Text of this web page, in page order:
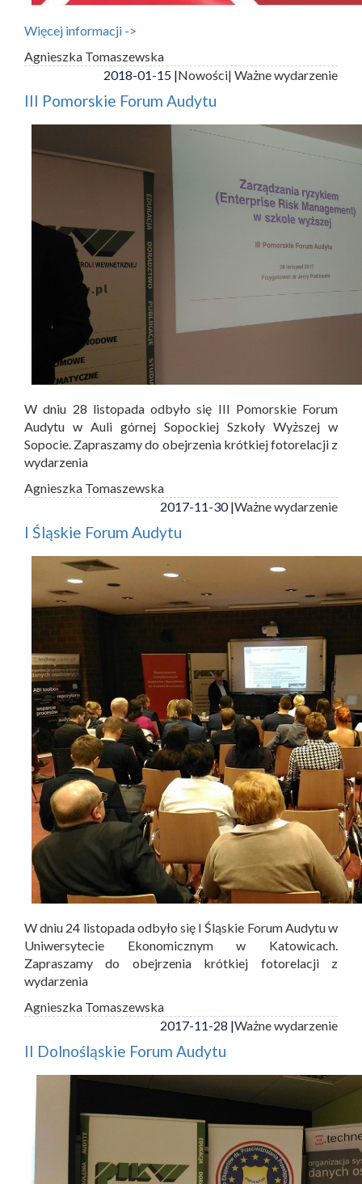
Więcej informacji ->
Agnieszka Tomaszewska
2018-01-15 |Nowości| Ważne wydarzenie
III Pomorskie Forum Audytu
W dniu 28 listopada odbyło się III Pomorskie Forum
Audytu w Auli górnej Sopockiej Szkoły Wyższej w
Sopocie. Zapraszamy do obejrzenia krótkiej fotorelacji z
wydarzenia
Agnieszka Tomaszewska
2017-11-30 |Ważne wydarzenie
I Śląskie Forum Audytu
W dniu 24 listopada odbyło się I Śląskie Forum Audytu w
Uniwersytecie Ekonomicznym w Katowicach.
Zapraszamy do obejrzenia krótkiej fotorelacji z
wydarzenia
Agnieszka Tomaszewska
2017-11-28 |Ważne wydarzenie
II Dolnośląskie Forum Audytu